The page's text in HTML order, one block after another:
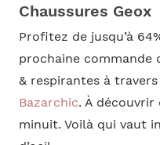
Chaussures Geox
Profitez de jusqu’à
prochaine commande
& respirantes à
Bazarchic. À découvrir
minuit. Voilà qui vaut